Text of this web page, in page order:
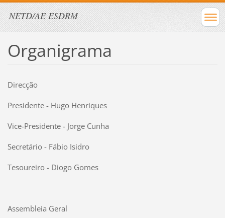
NETD/AE ESDRM
Organigrama
Direcção
Presidente - Hugo Henriques
Vice-Presidente - Jorge Cunha
Secretário - Fábio Isidro
Tesoureiro - Diogo Gomes
Assembleia Geral